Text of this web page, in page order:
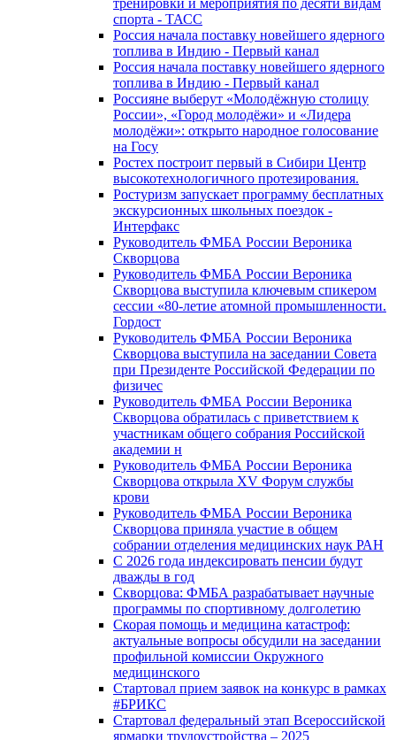
тренировки и мероприятия по десяти видам
спорта - ТАСС
Россия начала поставку новейшего ядерного
топлива в Индию - Первый канал
Россия начала поставку новейшего ядерного
топлива в Индию - Первый канал
Россияне выберут «Молодёжную столицу
России», «Город молодёжи» и «Лидера
молодёжи»: открыто народное голосование
на Госу
Ростех построит первый в Сибири Центр
высокотехнологичного протезирования.
Ростуризм запускает программу бесплатных
экскурсионных школьных поездок -
Интерфакс
Руководитель ФМБА России Вероника
Скворцова
Руководитель ФМБА России Вероника
Скворцова выступила ключевым спикером
сессии «80-летие атомной промышленности.
Гордост
Руководитель ФМБА России Вероника
Скворцова выступила на заседании Совета
при Президенте Российской Федерации по
физичес
Руководитель ФМБА России Вероника
Скворцова обратилась с приветствием к
участникам общего собрания Российской
академии н
Руководитель ФМБА России Вероника
Скворцова открыла XV Форум службы
крови
Руководитель ФМБА России Вероника
Скворцова приняла участие в общем
собрании отделения медицинских наук РАН
С 2026 года индексировать пенсии будут
дважды в год
Скворцова: ФМБА разрабатывает научные
программы по спортивному долголетию
Скорая помощь и медицина катастроф:
актуальные вопросы обсудили на заседании
профильной комиссии Окружного
медицинского
Стартовал прием заявок на конкурс в рамках
#БРИКС
Стартовал федеральный этап Всероссийской
ярмарки трудоустройства – 2025